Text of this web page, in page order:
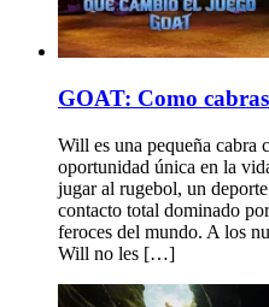
GOAT: Como cabras
Will es una pequeña cabra
oportunidad única en la
jugar al rugebol, un
contacto total dominado
feroces del mundo. A los
Will no les […]